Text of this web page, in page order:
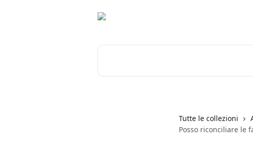
Tutte le collezioni
Posso riconciliare le